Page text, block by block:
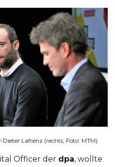
Lafrenz (rechts, Foto: MTM)
Officer der dpa, wollte